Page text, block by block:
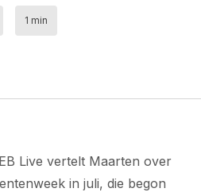
1 min
Live vertelt Maarten over
in juli, die begon